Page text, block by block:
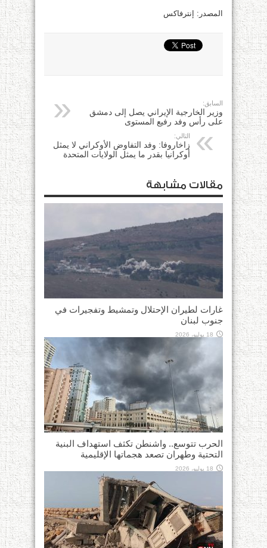
المصدر: إنترفاكس
السابق:
وزير الخارجية الإيراني يصل إلى دمشق
على رأس وفد رفيع المستوى
التالي:
زاخاروفا: وفد التفاوض الأوكراني لا يمثل
أوكرانيا بقدر ما يمثل الولايات المتحدة
مقالات مشابهة
غارات لطيران الإحتلال وتمشيط وتفجيرات في
جنوب لبنان
18 يوليو، 2026
الحرب تتوسع.. واشنطن تكثف استهداف البنية
التحتية وطهران تصعد هجماتها الإقليمية
18 يوليو، 2026